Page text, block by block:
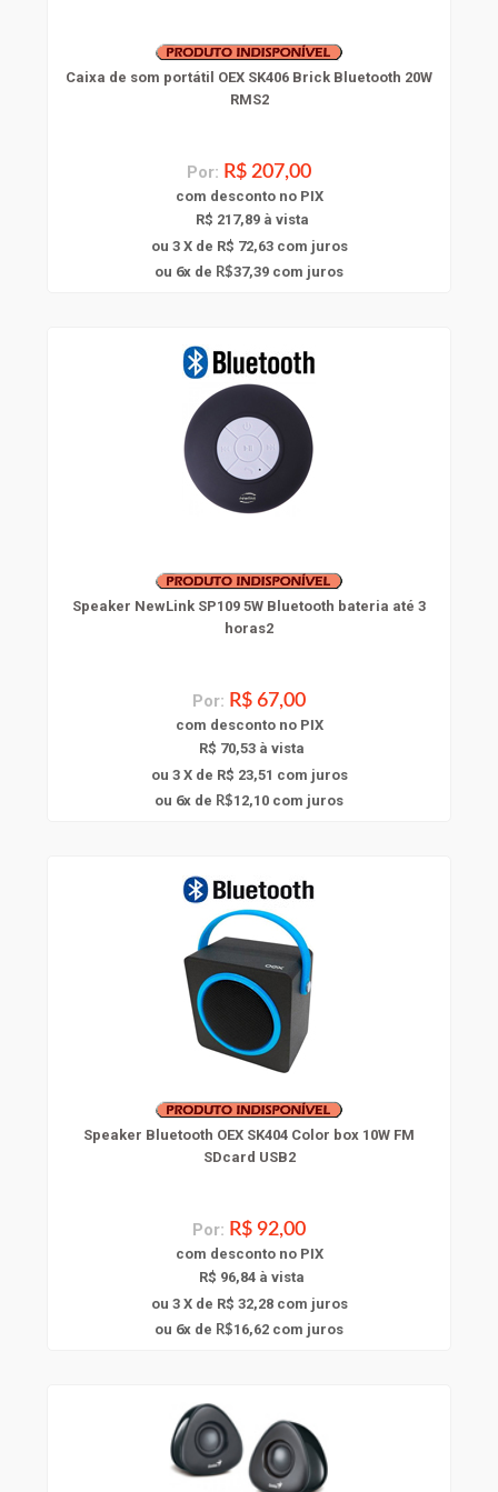
Caixa de som portátil OEX SK406 Brick Bluetooth 20W
RMS2
Por: R$ 207,00
com desconto no PIX
R$ 217,89 à vista
ou 3 X de R$ 72,63com juros
ou 6x de R$37,39 com juros
Speaker NewLink SP109 5W Bluetooth bateria até 3
horas2
Por: R$ 67,00
com desconto no PIX
R$ 70,53 à vista
ou 3 X de R$ 23,51 com juros
ou 6x de R$12,10 com juros
Speaker Bluetooth OEX SK404 Color box 10W FM
SDcard USB2
Por: R$ 92,00
com desconto no PIX
R$ 96,84 à vista
ou 3 X de R$ 32,28com juros
ou 6x de R$16,62 com juros